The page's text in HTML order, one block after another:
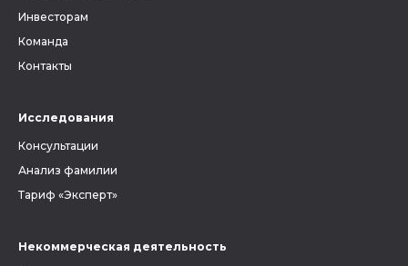
Инвесторам
Команда
Контакты
Исследования
Консультации
Анализ фамилии
Тариф «Эксперт»
Некоммерческая деятельность